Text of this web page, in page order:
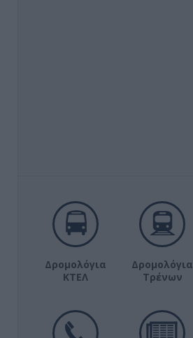
Δρομολόγια
ΚΤΕΛ
Δρομολόγια
Τρένων